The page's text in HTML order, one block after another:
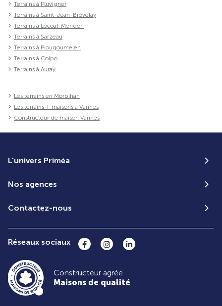
Terrains à Pluvigner
Terrains à Saint-Jean-Brévelay
Terrains à Locoal-Mendon
Terrains à Sarzeau
Terrains à Plougoumelen
Terrains à Colpo
Terrains à Auray
Les terrains en Morbihan
Les terrains + maisons à Vannes
Constructeur de maison Vannes
L'univers Priméa
Nos agences
Contactez-nous
Réseaux sociaux
Constructeur agrée
Maisons de qualité